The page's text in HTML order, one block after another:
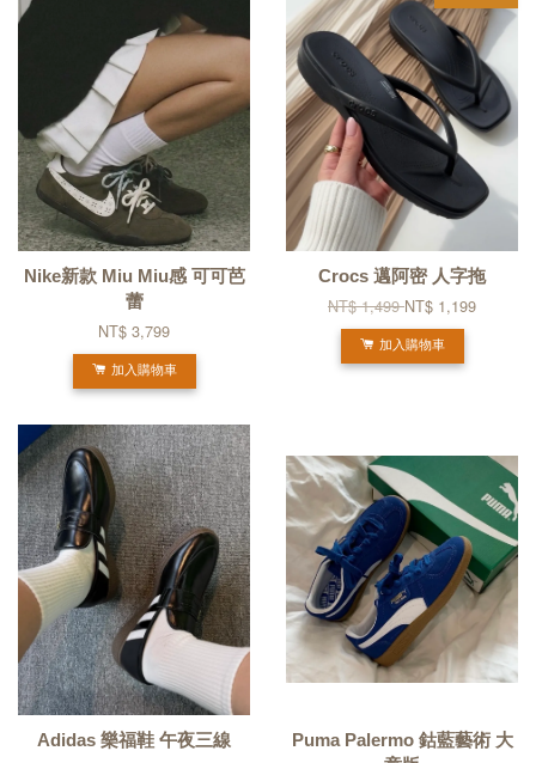
Nike新款 Miu Miu感 可可芭
蕾
NT$ 3,799
加入購物車
Crocs 邁阿密 人字拖
NT$ 1,499NT$ 1,199
加入購物車
Adidas 樂福鞋 午夜三線
Puma Palermo 鈷藍藝術 大